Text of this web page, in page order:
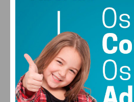
28°
SÁB
27
DOM